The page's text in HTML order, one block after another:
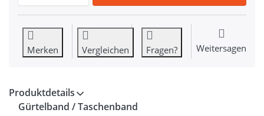
Merken Vergleichen Fragen? Weitersagen
Produktdetails
Gürtelband / Taschenband